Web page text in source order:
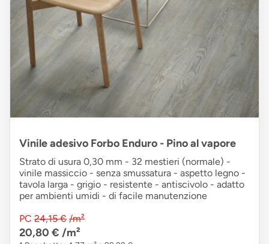
Vinile adesivo Forbo Enduro - Pino al vapore
Strato di usura 0,30 mm - 32 mestieri (normale) -
vinile massiccio - senza smussatura - aspetto legno -
tavola larga - grigio - resistente - antiscivolo - adatto
per ambienti umidi - di facile manutenzione
PC 24,15 € /m²
20,80 € /m²